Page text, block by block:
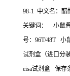
98-1 中文名：醋
关键词：
小鼠
号： 96T/48T 小
试剂盒（进口分
eisa试剂盒 保存